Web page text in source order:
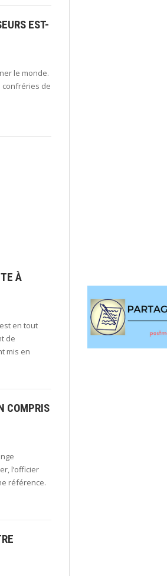
EST-
le monde.
confréries de
À
en tout
de
mis en
COMPRIS
l’officier
référence.